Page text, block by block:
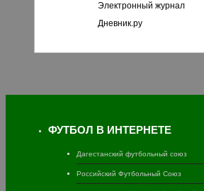
Электронный журнал
Дневник.ру
ФУТБОЛ В ИНТЕРНЕТЕ
Дагестанский футбольный союз
Российский Футбольный Союз